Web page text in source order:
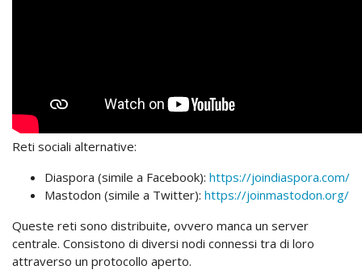
Reti sociali alternative:
Diaspora (simile a Facebook): https://joindiaspora.com/
Mastodon (simile a Twitter): https://joinmastodon.org/
Queste reti sono distribuite, ovvero manca un server
centrale. Consistono di diversi nodi connessi tra di loro
attraverso un protocollo aperto.